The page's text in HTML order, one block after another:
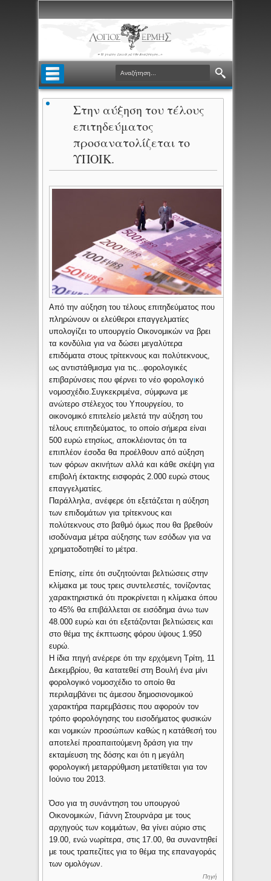
Στην αύξηση του τέλους
επιτηδεύματος
προσανατολίζεται το
ΥΠΟΙΚ.
Από την αύξηση του τέλους επιτηδεύματος που
πληρώνουν οι ελεύθεροι επαγγελματίες
υπολογίζει το υπουργείο Οικονομικών να βρει
τα κονδύλια για να δώσει μεγαλύτερα
επιδόματα στους τρίτεκνους και πολύτεκνους,
ως αντιστάθμισμα για τις...φορολογικές
επιβαρύνσεις που φέρνει το νέο φορολογικό
νομοσχέδιο.Συγκεκριμένα, σύμφωνα με
ανώτερο στέλεχος του Υπουργείου, το
οικονομικό επιτελείο μελετά την αύξηση του
τέλους επιτηδεύματος, το οποίο σήμερα είναι
500 ευρώ ετησίως, αποκλέιοντας ότι τα
επιπλέον έσοδα θα προέλθουν από αύξηση
των φόρων ακινήτων αλλά και κάθε σκέψη για
επιβολή έκτακτης εισφοράς 2.000 ευρώ στους
επαγγελματίες.
Παράλληλα, ανέφερε ότι εξετάζεται η αύξηση
των επιδομάτων για τρίτεκνους και
πολύτεκνους στο βαθμό όμως που θα βρεθούν
ισοδύναμα μέτρα αύξησης των εσόδων για να
χρηματοδοτηθεί το μέτρα.
Επίσης, είπε ότι συζητούνται βελτιώσεις στην
κλίμακα με τους τρεις συντελεστές, τονίζοντας
χαρακτηριστικά ότι προκρίνεται η κλίμακα όπου
το 45% θα επιβάλλεται σε εισόδημα άνω των
48.000 ευρώ και ότι εξετάζονται βελτιώσεις και
στο θέμα της έκπτωσης φόρου ύψους 1.950
ευρώ.
Η ίδια πηγή ανέρερε ότι την ερχόμενη Τρίτη, 11
Δεκεμβρίου, θα κατατεθεί στη Βουλή ένα μίνι
φορολογικό νομοσχέδιο το οποίο θα
περιλαμβάνει τις άμεσου δημοσιονομικού
χαρακτήρα παρεμβάσεις που αφορούν τον
τρόπο φορολόγησης του εισοδήματος φυσικών
και νομικών προσώπων καθώς η κατάθεσή του
αποτελεί προαπαιτούμενη δράση για την
εκταμίευση της δόσης και ότι η μεγάλη
φορολογική μεταρρύθμιση μετατίθεται για τον
Ιούνιο του 2013.
Όσο για τη συνάντηση του υπουργού
Οικονομικών, Γιάννη Στουρνάρα με τους
αρχηγούς των κομμάτων, θα γίνει αύριο στις
19.00, ενώ νωρίτερα, στις 17.00, θα συναντηθεί
με τους τραπεζίτες για το θέμα της επαναγοράς
των ομολόγων.
Πηγή